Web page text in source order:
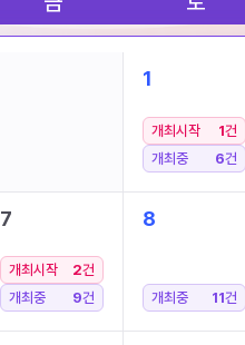
1
개최시작 1건
개최중
6건
7
개최시작 2건
개최중
9건
8
개최중 11건